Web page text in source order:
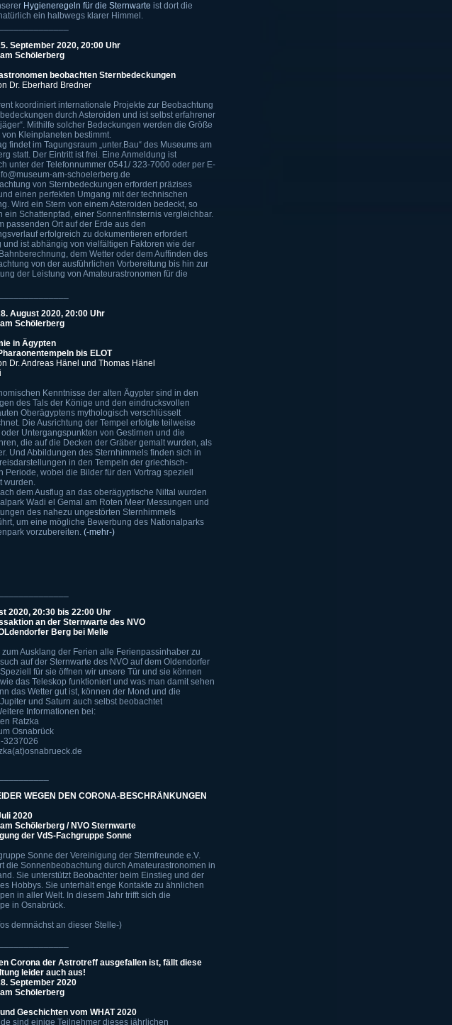
Hygieneregeln für die Sternwarte ist dort die
ein halbwegs klarer Himmel.
September 2020, 20:00 Uhr
Schölerberg
beobachten Sternbedeckungen
Dr. Eberhard Bredner
koordiniert internationale Projekte zur Beobachtung
durch Asteroiden und ist selbst erfahrener
Mithilfe solcher Bedeckungen werden die Größe
von Kleinplaneten bestimmt.
findet im Tagungsraum „unter.Bau“ des Museums am
statt. Der Eintritt ist frei. Eine Anmeldung ist
unter der Telefonnummer 0541/ 323-7000 oder per E-
am-schoelerberg.de
von Sternbedeckungen erfordert präzises
einen perfekten Umgang mit der technischen
Wird ein Stern von einem Asteroiden bedeckt, so
ein Schattenpfad, einer Sonnenfinsternis vergleichbar.
passenden Ort auf der Erde aus den
erfolgreich zu dokumentieren erfordert
und ist abhängig von vielfältigen Faktoren wie der
dem Wetter oder dem Auffinden des
von der ausführlichen Vorbereitung bis hin zur
der Leistung von Amateurastronomen für die
August 2020, 20:00 Uhr
Schölerberg
in Ägypten
bis ELOT
Dr. Andreas Hänel und Thomas Hänel
Kenntnisse der alten Ägypter sind in den
des Tals der Könige und den eindrucksvollen
Oberägyptens mythologisch verschlüsselt
Die Ausrichtung der Tempel erfolgte teilweise
oder Untergangspunkten von Gestirnen und die
die auf die Decken der Gräber gemalt wurden, als
Und Abbildungen des Sternhimmels finden sich in
in den Tempeln der griechisch-
Periode, wobei die Bilder für den Vortrag speziell
wurden.
dem Ausflug an das oberägyptische Niltal wurden
Wadi el Gemal am Roten Meer Messungen und
des nahezu ungestörten Sternhimmels
um eine mögliche Bewerbung des Nationalparks
vorzubereiten. (-mehr-)
2020, 20:30 bis 22:00 Uhr
an der Sternwarte des NVO
Berg bei Melle
Ausklang der Ferien alle Ferienpassinhaber zu
auf der Sternwarte des NVO auf dem Oldendorfer
für sie öffnen wir unsere Tür und sie können
das Teleskop funktioniert und was man damit sehen
das Wetter gut ist, können der Mond und die
und Saturn auch selbst beobachtet
Informationen bei:
Ratzka
Osnabrück
3237026
WEGEN DEN CORONA-BESCHRÄNKUNGEN
2020
Schölerberg / NVO Sternwarte
der VdS-Fachgruppe Sonne
Sonne der Vereinigung der Sternfreunde e.V.
die Sonnenbeobachtung durch Amateurastronomen in
Sie unterstützt Beobachter beim Einstieg und der
Hobbys. Sie unterhält enge Kontakte zu ähnlichen
in aller Welt. In diesem Jahr trifft sich die
in Osnabrück.
demnächst an dieser Stelle-)
Corona der Astrotreff ausgefallen ist, fällt diese
leider auch aus!
September 2020
Schölerberg
Geschichten vom WHAT 2020
sind einige Teilnehmer dieses jährlichen